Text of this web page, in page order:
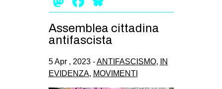
MIGRAZIONI
PRECARIATO
STUDENTI
Assemblea cittadina
antifascista
5 Apr , 2023 -ANTIFASCISMO,
IN
EVIDENZA, MOVIMENTI